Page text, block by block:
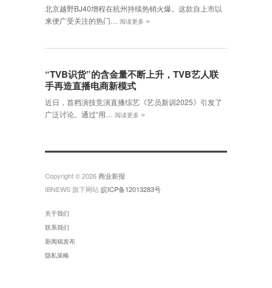
北京越野BJ40增程在杭州持续热销火爆。这款自上市以
来便广受关注的热门…
阅读更多 »
“TVB识货”的含金量不断上升，TVB艺人联
手再造直播电商新模式
近日，首档演技竞演直播综艺《艺员新训2025》引发了
广泛讨论。通过“用…
阅读更多 »
Copyright © 2026商业新报
IBNEWS 旗下网站 皖ICP备12013283号
关于我们
联系我们
新闻稿发布
隐私策略